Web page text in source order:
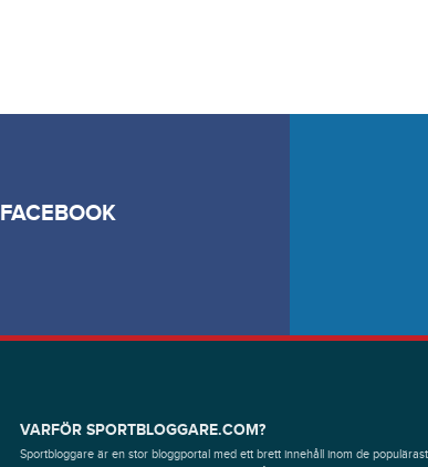
FACEBOOK
VARFÖR SPORTBLOGGARE.COM?
Sportbloggare är en stor bloggportal med ett brett innehåll inom de